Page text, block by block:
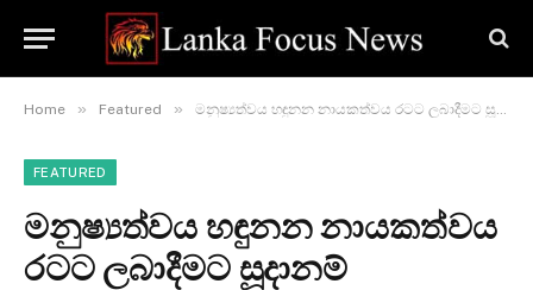
Home » Featured » මනුෂ්‍යත්වය හඳුනන නායකත්වය රටට ලබාදීමට සූදානම්
FEATURED
මනුෂ්‍යත්වය හඳුනන නායකත්වය
රටට ලබාදීමට සූදානම්